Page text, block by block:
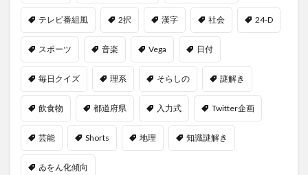
テレビ番組風 2択 漢字 社会 24-D
スポーツ 音楽 Vega 日付
毎日クイズ 理系 そらしの 謎解き
飲食物 都道府県 入力式 Twitter企画
芸能 Shorts 地理 知識謎解き
ゐをん化傾向